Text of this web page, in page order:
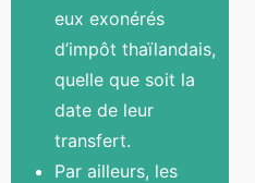
eux exonérés
d’impôt thaïlandais,
quelle que soit la
date de leur
transfert.
Par ailleurs, les